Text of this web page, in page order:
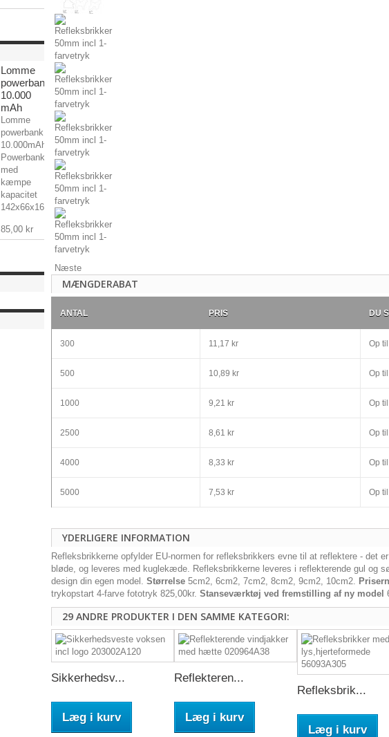
Lomme
powerbank
10.000
mAh
Lomme
powerbank
10.000mAh
Powerbank
med
kæmpe
kapacitet
142x66x16mm,...
85,00 kr
Næste
MÆNGDERABAT
ANTAL PRIS DU
300 11,17 kr Op til
500 10,89 kr Op til
1000 9,21 kr Op til
2500 8,61 kr Op til
4000 8,33 kr Op til
5000 7,53 kr Op til
YDERLIGERE INFORMATION
Refleksbrikkerne opfylder EU-normen for refleksbrikkers evne til at reflektere - det
bløde, og leveres med kuglekæde. Refleksbrikkerne leveres i reflekterende gul og
design din egen model. Størrelse5cm2, 6cm2, 7cm2, 8cm2, 9cm2, 10cm2.
trykopstart 4-farve fototryk 825,00kr. Stanseværktøj ved fremstilling af ny model
29 ANDRE PRODUKTER I DEN SAMME KATEGORI:
Sikkerhedsv...
Læg i kurv
Reflekteren...
Læg i kurv
Refleksbrik...
Læg i kurv